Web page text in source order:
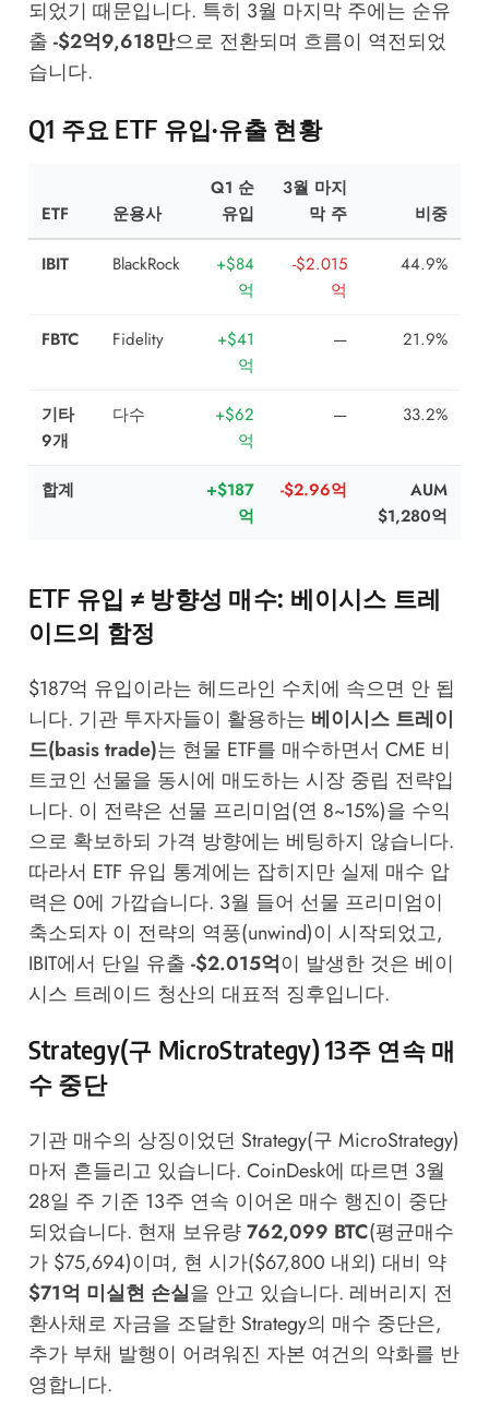
되었기 때문입니다. 특히 3월 마지막 주에는 순유
출 -$2억9,618만으로 전환되며 흐름이 역전되었
습니다.
Q1 주요 ETF 유입·유출 현황
ETF 운용사
Q1 순
유입
3월 마지
막 주
비중
IBIT BlackRock
+$84
억
-$2.015
억
44.9%
FBTC Fidelity
+$41
억
— 21.9%
기타
9개
다수
+$62
억
— 33.2%
합계
+$187
억
-$2.96억
AUM
$1,280억
ETF 유입 ≠ 방향성 매수: 베이시스 트레
이드의 함정
$187억 유입이라는 헤드라인 수치에 속으면 안 됩
니다. 기관 투자자들이 활용하는 베이시스 트레이
드(basis trade)는 현물 ETF를 매수하면서 CME 비
트코인 선물을 동시에 매도하는 시장 중립 전략입
니다. 이 전략은 선물 프리미엄(연 8~15%)을 수익
으로 확보하되 가격 방향에는 베팅하지 않습니다.
따라서 ETF 유입 통계에는 잡히지만 실제 매수 압
력은 0에 가깝습니다. 3월 들어 선물 프리미엄이
축소되자 이 전략의 역풍(unwind)이 시작되었고,
IBIT에서 단일 유출 -$2.015억이 발생한 것은 베이
시스 트레이드 청산의 대표적 징후입니다.
Strategy(구 MicroStrategy) 13주 연속 매
수 중단
기관 매수의 상징이었던 Strategy(구 MicroStrategy)
마저 흔들리고 있습니다. CoinDesk에 따르면 3월
28일 주 기준 13주 연속 이어온 매수 행진이 중단
되었습니다. 현재 보유량762,099 BTC(평균매수
가 $75,694)이며, 현 시가($67,800 내외) 대비 약
$71억 미실현 손실을 안고 있습니다. 레버리지 전
환사채로 자금을 조달한 Strategy의 매수 중단은,
추가 부채 발행이 어려워진 자본 여건의 악화를 반
영합니다.